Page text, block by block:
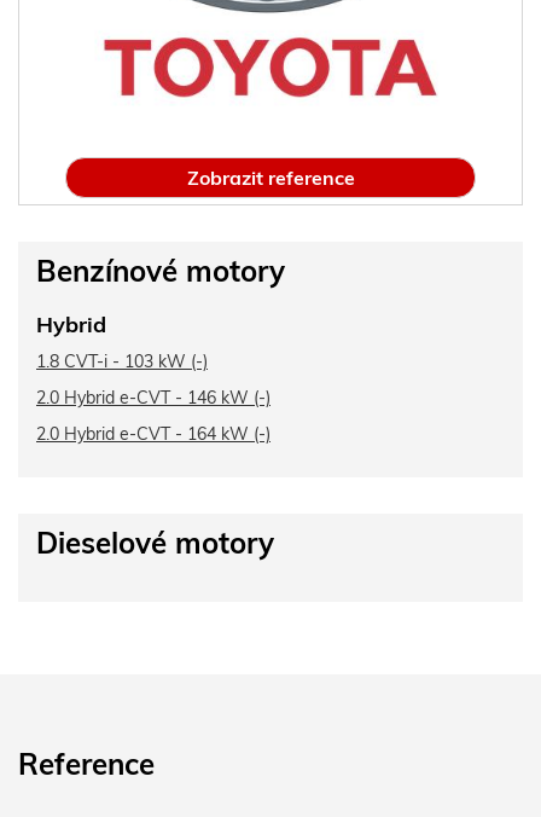
Zobrazit reference
Benzínové motory
Hybrid
1.8 CVT-i - 103 kW (-)
2.0 Hybrid e-CVT - 146 kW (-)
2.0 Hybrid e-CVT - 164 kW (-)
Dieselové motory
Reference